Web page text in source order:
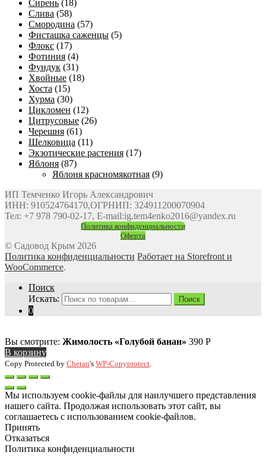
Сирень (18)
Слива (58)
Смородина (57)
Фисташка саженцы (5)
Флокс (17)
Фотиния (4)
Фундук (31)
Хвойные (18)
Хоста (15)
Хурма (30)
Цикломен (12)
Цитрусовые (26)
Черешня (61)
Шелковица (11)
Экзотические растения (17)
Яблоня (87)
Яблоня красномякотная (9)
ИП Темченко Игорь Александрович
ИНН: 910524764170,ОГРНИП: 324911200070904
Тел: +7 978 790-02-17, E-mail:ig.tem4enko2016@yandex.ru
Политика конфиденциальности
Оферта
© Садовод Крым 2026
Политика конфиденциальности Работает на Storefront и
WooCommerce.
Поиск
Искать:
Поиск
0
Вы смотрите: Жимолость «Голубой банан» 390 Р
В корзину
Copy Protected by Chetan's WP-Copyprotect
Мы используем cookie-файлы для наилучшего представления
нашего сайта. Продолжая использовать этот сайт, вы
соглашаетесь с использованием cookie-файлов.
Принять
Отказаться
Политика конфиденциальности